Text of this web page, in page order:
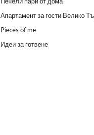
Апартамент за гости Велико
Pieces of me
Идеи за готвене